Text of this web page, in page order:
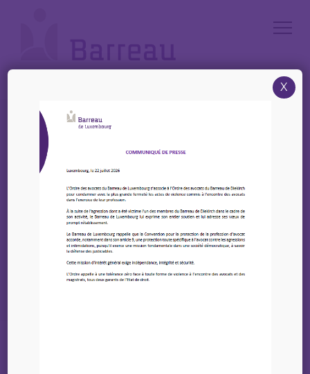
Accueil News
INVITATION | 23.10.2025 | #EENCanHelp! – L’Europe aux côtés des
PME: Agir face aux défis, EENsemble!
INVITATION | 23.10.2025
| #EENCanHelp! –
L’Europe aux côtés des
PME: Agir face aux
X